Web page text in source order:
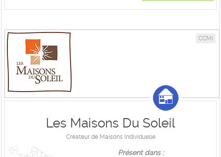
CCMI
Les Maisons Du Soleil
Créateur de Maisons Individuelle
Présent dans :